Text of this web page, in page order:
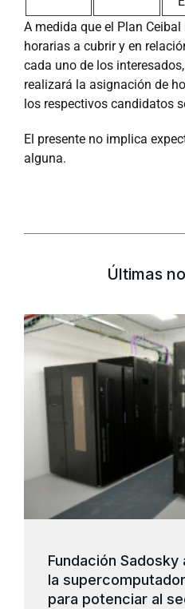
A medida que el Plan
horarias a cubrir y en
cada uno de los
realizará la asignación de
los respectivos candidatos
El presente no implica
alguna.
Últimas
Fundación
la
para potenciar al